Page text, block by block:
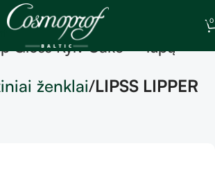
0
Gloss Kyiv Cake – lūpų
ženklai LIPSS LIPPER